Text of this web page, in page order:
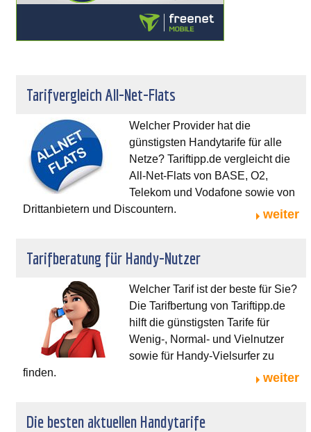
Tarifvergleich All-Net-Flats
Welcher Provider hat die
günstigsten Handytarife für alle
Netze? Tariftipp.de vergleicht die
All-Net-Flats von BASE, O2,
Telekom und Vodafone sowie von
Drittanbietern und Discountern.
weiter
Tarifberatung für Handy-Nutzer
Welcher Tarif ist der beste für Sie?
Die Tarifbertung von Tariftipp.de
hilft die günstigsten Tarife für
Wenig-, Normal- und Vielnutzer
sowie für Handy-Vielsurfer zu
finden.
weiter
Die besten aktuellen Handytarife